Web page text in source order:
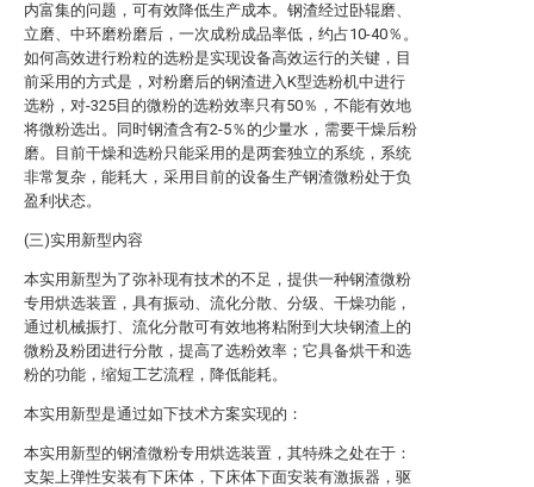
内富集的问题，可有效降低生产成本。钢渣经过卧辊磨、
立磨、中环磨粉磨后，一次成粉成品率低，约占10-40％。
如何高效进行粉粒的选粉是实现设备高效运行的关键，目
前采用的方式是，对粉磨后的钢渣进入K型选粉机中进行
选粉，对-325目的微粉的选粉效率只有50％，不能有效地
将微粉选出。同时钢渣含有2-5％的少量水，需要干燥后粉
磨。目前干燥和选粉只能采用的是两套独立的系统，系统
非常复杂，能耗大，采用目前的设备生产钢渣微粉处于负
盈利状态。
(三)实用新型内容
本实用新型为了弥补现有技术的不足，提供一种钢渣微粉
专用烘选装置，具有振动、流化分散、分级、干燥功能，
通过机械振打、流化分散可有效地将粘附到大块钢渣上的
微粉及粉团进行分散，提高了选粉效率；它具备烘干和选
粉的功能，缩短工艺流程，降低能耗。
本实用新型是通过如下技术方案实现的：
本实用新型的钢渣微粉专用烘选装置，其特殊之处在于：
支架上弹性安装有下床体，下床体下面安装有激振器，驱